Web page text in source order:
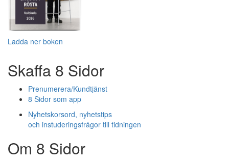
Ladda ner boken
Skaffa 8 Sidor
Prenumerera/Kundtjänst
8 Sidor som app
Nyhetskorsord, nyhetstips
och instuderingsfrågor till tidningen
Om 8 Sidor